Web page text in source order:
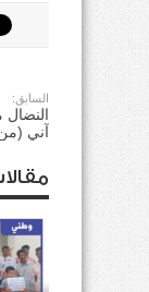
السابق:
آني